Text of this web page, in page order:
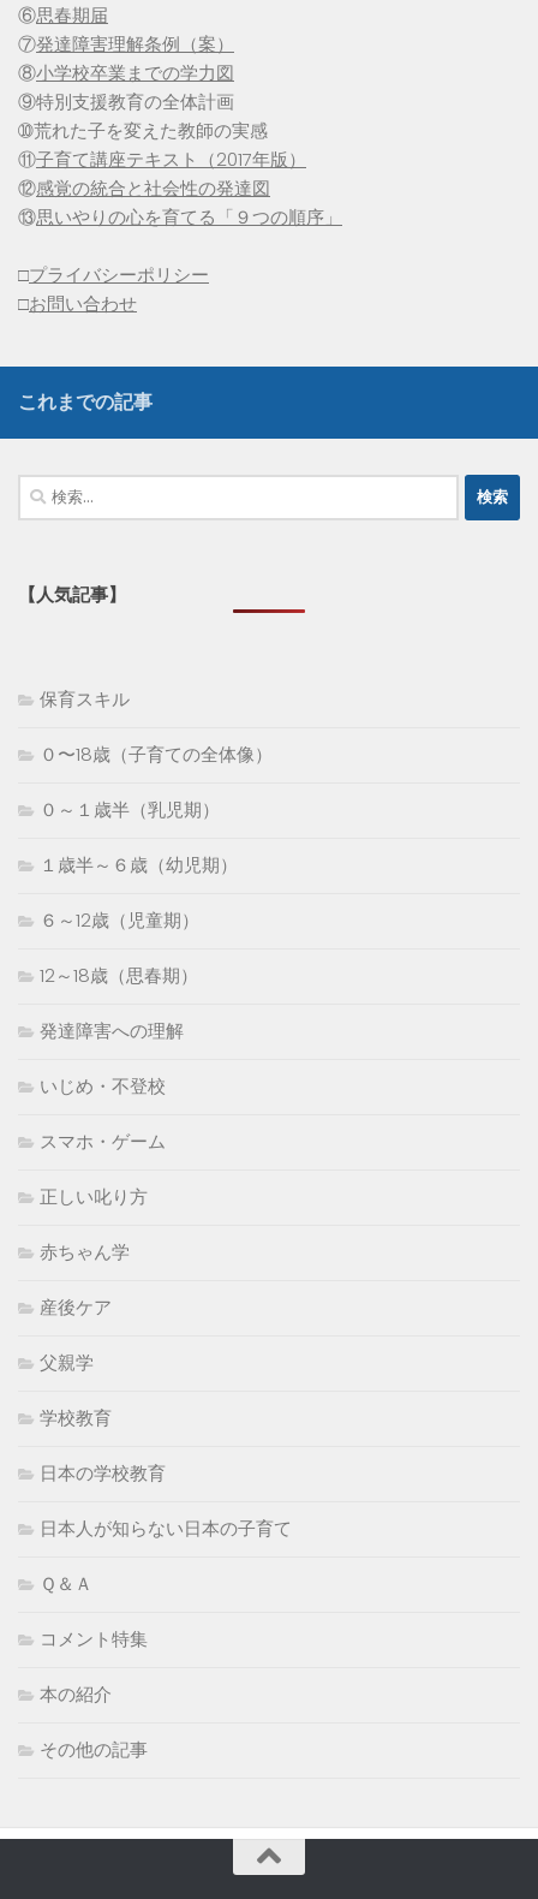
⑥思春期届
⑦発達障害理解条例（案）
⑧小学校卒業までの学力図
⑨特別支援教育の全体計画
➉荒れた子を変えた教師の実感
⑪子育て講座テキスト（2017年版）
⑫感覚の統合と社会性の発達図
⑬思いやりの心を育てる「９つの順序」
□プライバシーポリシー
□お問い合わせ
これまでの記事
検
索:
【人気記事】
保育スキル
０〜18歳（子育ての全体像）
０～１歳半（乳児期）
１歳半～６歳（幼児期）
６～12歳（児童期）
12～18歳（思春期）
発達障害への理解
いじめ・不登校
スマホ・ゲーム
正しい叱り方
赤ちゃん学
産後ケア
父親学
学校教育
日本の学校教育
日本人が知らない日本の子育て
Ｑ＆Ａ
コメント特集
本の紹介
その他の記事